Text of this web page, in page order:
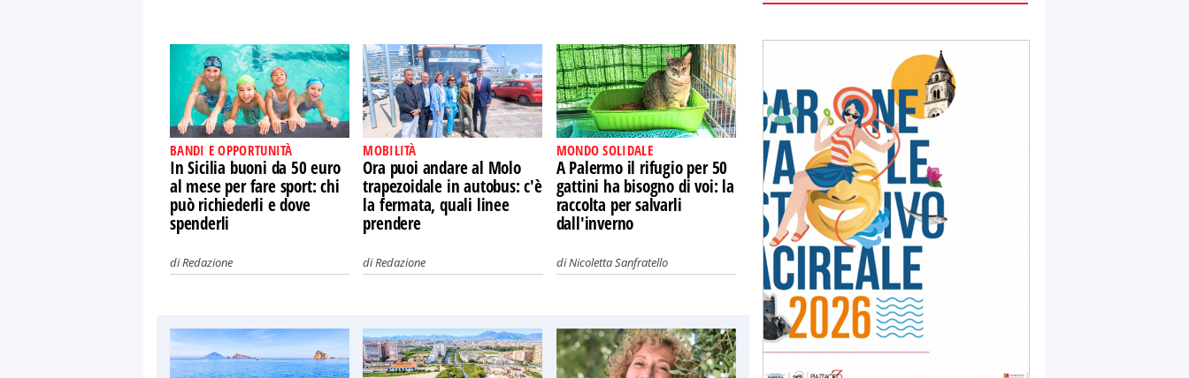
BANDI E OPPORTUNITÀ
In Sicilia buoni da 50 euro
al mese per fare sport: chi
può richiederli e dove
spenderli
diRedazione
MOBILITÀ
Ora puoi andare al Molo
trapezoidale in autobus: c'è
la fermata, quali linee
prendere
diRedazione
MONDO SOLIDALE
A Palermo il rifugio per 50
gattini ha bisogno di voi: la
raccolta per salvarli
dall'inverno
diNicoletta Sanfratello